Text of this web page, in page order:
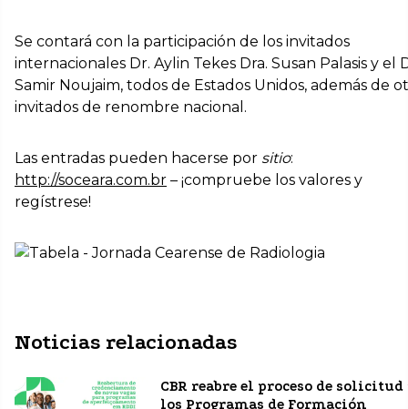
Se contará con la participación de los invitados
internacionales Dr. Aylin Tekes Dra. Susan Palasis y el
Samir Noujaim, todos de Estados Unidos, además de
invitados de renombre nacional.
Las entradas pueden hacerse por sitio:
http://soceara.com.br – ¡compruebe los valores y
regístrese!
Noticias relacionadas
CBR reabre el proceso de solicitud
los Programas de Formación